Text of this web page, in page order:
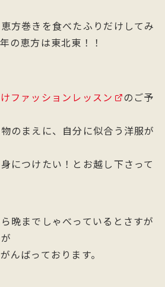
方巻きを食べたふりだけしてみ
の恵方は東北東！！
ファッションレッスン
のご予
のまえに、自分に似合う洋服が
につけたい！とお越し下さって
晩までしゃべっているとさすが
んばっております。